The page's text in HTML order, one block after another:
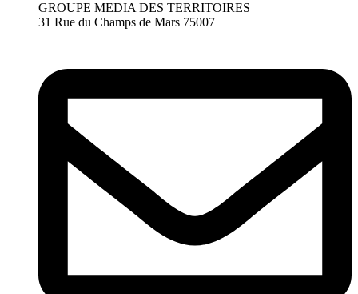
GROUPE MEDIA DES TERRITOIRES
31 Rue du Champs de Mars 75007